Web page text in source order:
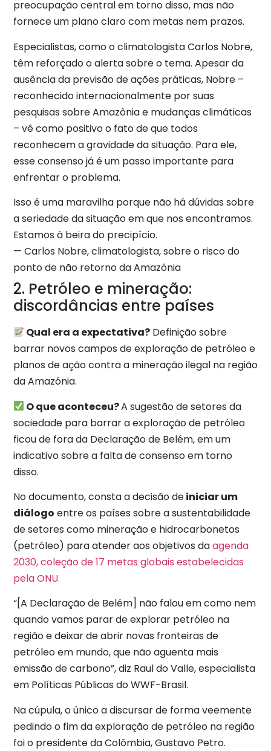
preocupação central em torno disso, mas não
fornece um plano claro com metas nem prazos.
Especialistas, como o climatologista Carlos Nobre,
têm reforçado o alerta sobre o tema. Apesar da
ausência da previsão de ações práticas, Nobre –
reconhecido internacionalmente por suas
pesquisas sobre Amazônia e mudanças climáticas
– vê como positivo o fato de que todos
reconhecem a gravidade da situação. Para ele,
esse consenso já é um passo importante para
enfrentar o problema.
Isso é uma maravilha porque não há dúvidas sobre
a seriedade da situação em que nos encontramos.
Estamos à beira do precipício.
— Carlos Nobre, climatologista, sobre o risco do
ponto de não retorno da Amazônia
2. Petróleo e mineração:
discordâncias entre países
Qual era a expectativa? Definição sobre
barrar novos campos de exploração de petróleo e
planos de ação contra a mineração ilegal na região
da Amazônia.
O que aconteceu?A sugestão de setores da
sociedade para barrar a exploração de petróleo
ficou de fora da Declaração de Belém, em um
indicativo sobre a falta de consenso em torno
disso.
No documento, consta a decisão deiniciar um
diálogo entre os países sobre a sustentabilidade
de setores como mineração e hidrocarbonetos
(petróleo) para atender aos objetivos daagenda
2030, coleção de 17 metas globais estabelecidas
pela ONU.
“[A Declaração de Belém] não falou em como nem
quando vamos parar de explorar petróleo na
região e deixar de abrir novas fronteiras de
petróleo em mundo, que não aguenta mais
emissão de carbono”, diz Raul do Valle, especialista
em Políticas Públicas do WWF-Brasil.
Na cúpula, o único a discursar de forma veemente
pedindo o fim da exploração de petróleo na região
foi o presidente da Colômbia, Gustavo Petro.